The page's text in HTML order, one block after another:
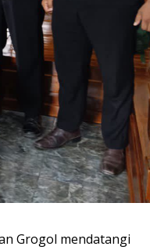
Grogol mendatangi